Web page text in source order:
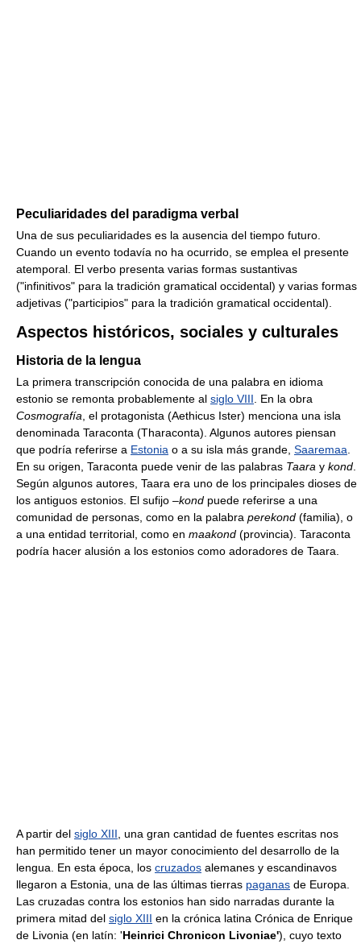
Peculiaridades del paradigma verbal
Una de sus peculiaridades es la ausencia del tiempo futuro.
Cuando un evento todavía no ha ocurrido, se emplea el presente
atemporal. El verbo presenta varias formas sustantivas
("infinitivos" para la tradición gramatical occidental) y varias formas
adjetivas ("participios" para la tradición gramatical occidental).
Aspectos históricos, sociales y culturales
Historia de la lengua
La primera transcripción conocida de una palabra en idioma
estonio se remonta probablemente al siglo VIII . En la obra
Cosmografía , el protagonista (Aethicus Ister) menciona una isla
denominada Taraconta (Tharaconta). Algunos autores piensan
que podría referirse a Estonia o a su isla más grande, Saaremaa
En su origen, Taraconta puede venir de las palabras Taara y kond
Según algunos autores, Taara era uno de los principales dioses de
los antiguos estonios. El sufijo –kond puede referirse a una
comunidad de personas, como en la palabra perekond (familia), o
a una entidad territorial, como en maakond (provincia). Taraconta
podría hacer alusión a los estonios como adoradores de Taara.
A partir del siglo XIII , una gran cantidad de fuentes escritas nos
han permitido tener un mayor conocimiento del desarrollo de la
lengua. En esta época, los cruzados alemanes y escandinavos
llegaron a Estonia, una de las últimas tierras paganas de Europa.
Las cruzadas contra los estonios han sido narradas durante la
primera mitad del siglo XIII en la crónica latina Crónica de Enrique
de Livonia (en latín: 'Heinrici Chronicon Livoniae'), cuyo texto